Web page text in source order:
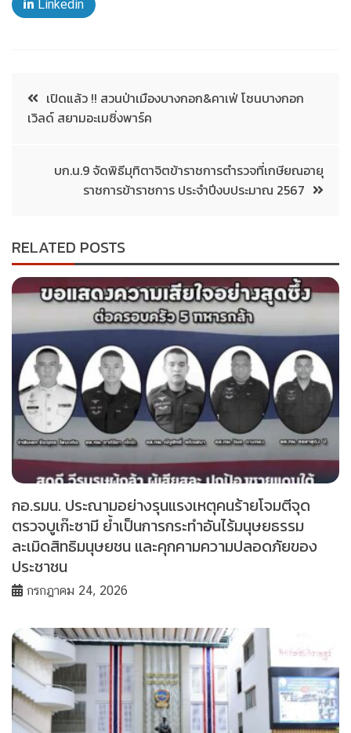
Linkedin
เปิดแล้ว !! สวนป่าเมืองบางกอก&คาเฟ่ โซนบางกอก
เวิลด์ สยามอะเมซิ่งพาร์ค
บก.น.9 จัดพิธีมุทิตาจิตข้าราชการตำรวจที่เกษียณอายุ
ราชการข้าราชการ ประจำปีงบประมาณ 2567
RELATED POSTS
กอ.รมน. ประณามอย่างรุนแรงเหตุคนร้ายโจมตีจุด
ตรวจบูเก๊ะซามี ย้ำเป็นการกระทำอันไร้มนุษยธรรม
ละเมิดสิทธิมนุษยชน และคุกคามความปลอดภัยของ
ประชาชน
กรกฎาคม 24, 2026